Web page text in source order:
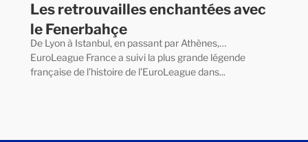
Les retrouvailles enchantées avec
le Fenerbahçe
De Lyon à Istanbul, en passant par Athènes,…
EuroLeague France a suivi la plus grande légende
française de l’histoire de l’EuroLeague dans...